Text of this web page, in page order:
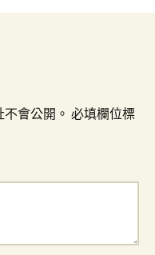
會公開。 必填欄位標